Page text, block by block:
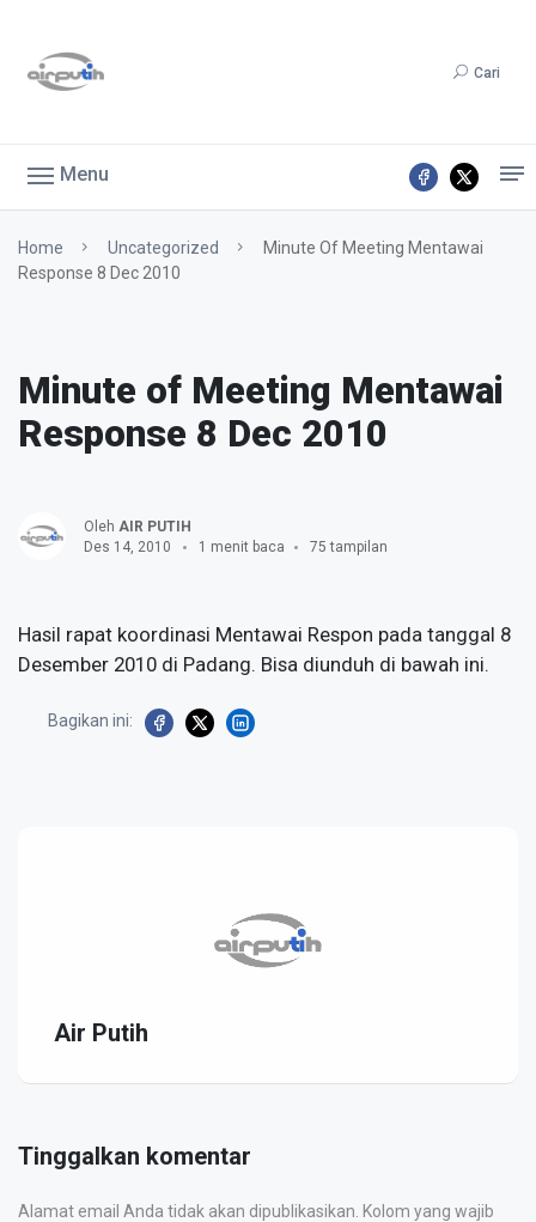
Cari
Menu
Home Uncategorized
Minute Of Meeting Mentawai
Response 8 Dec 2010
Minute of Meeting Mentawai
Response 8 Dec 2010
Oleh AIR PUTIH
Des 14, 2010
1 menit baca 75 tampilan
Hasil rapat koordinasi Mentawai Respon pada tanggal 8
Desember 2010 di Padang. Bisa diunduh di bawah ini.
Bagikan ini:
Air Putih
Tinggalkan komentar
Alamat email Anda tidak akan dipublikasikan. Kolom yang wajib